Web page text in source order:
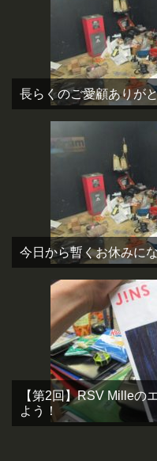
長らくのご愛顧ありが
今日から暫くお休みに
【第2回】RSV Milleの
よう！